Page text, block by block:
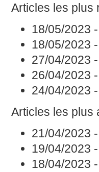
Articles les plus
18/05/2023
18/05/2023
27/04/2023
26/04/2023
24/04/2023
Articles les plus
21/04/2023
19/04/2023
18/04/2023